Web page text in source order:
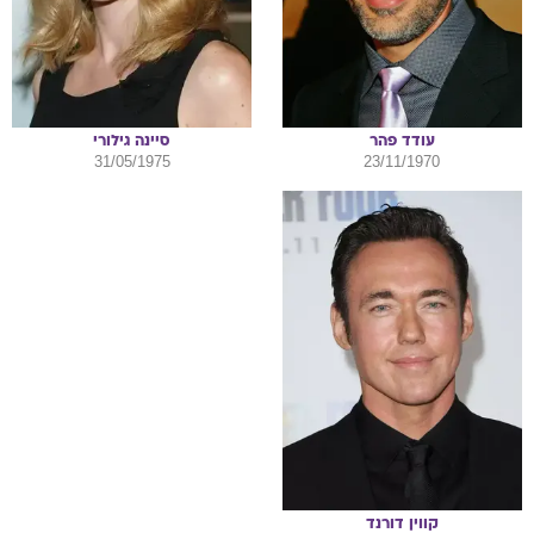
עודד פהר
23/11/1970
סיינה גילורי
31/05/1975
קווין דורנד